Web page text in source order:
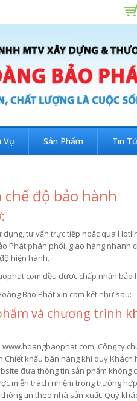
Vụ Sản Phẩm Tin
độ bảo hành
tư vấn trực tiếp hoặc qua
Phát phân phối, giao hàng nhanh
hiện hành.
đều được chấp nhận bảo
Bảo Phát xin cam kết như sau:
và chương trình
Công ty
khấu bán hàng khi quý
đưa thông tin sản phẩm không
miễn trách nhiệm trong trường
tin theo nhà sản xuất. Quý